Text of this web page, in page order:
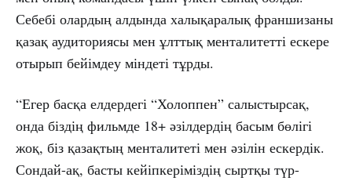
Себебі олардың алдында халықаралық франшизаны
қазақ аудиториясы мен ұлттық менталитетті ескере
отырып бейімдеу міндеті тұрды.
“Егер басқа елдердегі “Холоппен” салыстырсақ,
онда біздің фильмде 18+ әзілдердің басым бөлігі
жоқ, біз қазақтың менталитеті мен әзілін ескердік.
Сондай-ақ, басты кейіпкеріміздің сыртқы түр-